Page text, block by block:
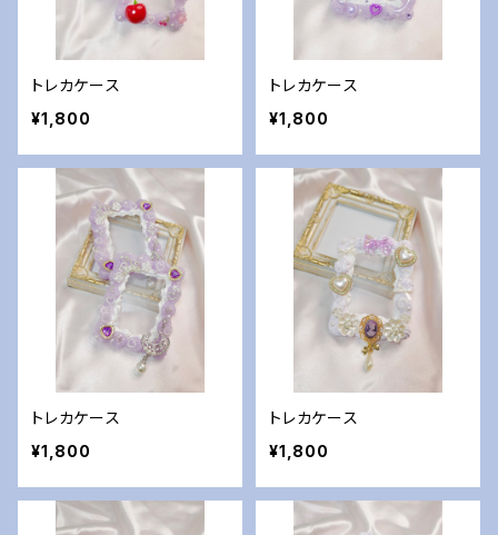
トレカケース
¥1,800
トレカケース
¥1,800
トレカケース
¥1,800
トレカケース
¥1,800